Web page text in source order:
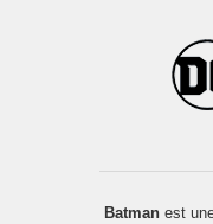
Batmanest